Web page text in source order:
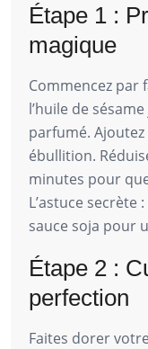
Étape 1 :
magique
Commencez par
l’huile de
parfumé.
ébullition.
minutes pour
L’astuce
sauce soja pour
Étape 2 :
perfection
Faites dorer